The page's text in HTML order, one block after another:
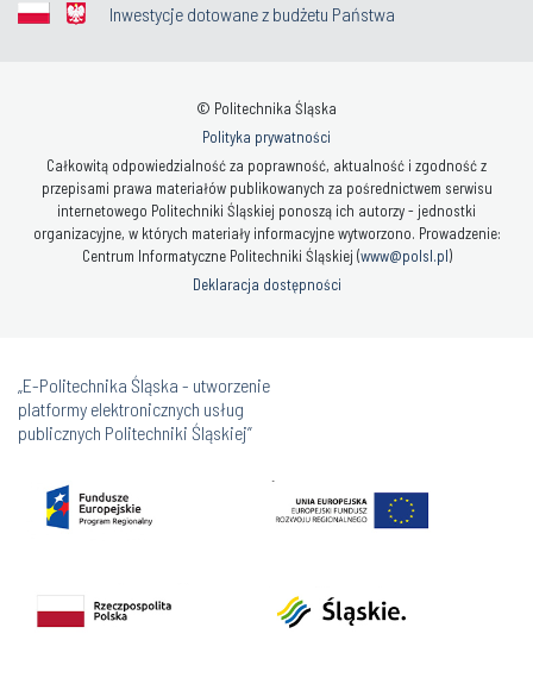
Inwestycje dotowane z budżetu Państwa
© Politechnika Śląska
Polityka prywatności
Całkowitą odpowiedzialność za poprawność, aktualność i zgodność z
przepisami prawa materiałów publikowanych za pośrednictwem serwisu
internetowego Politechniki Śląskiej ponoszą ich autorzy - jednostki
organizacyjne, w których materiały informacyjne wytworzono. Prowadzenie:
Centrum Informatyczne Politechniki Śląskiej (www@polsl.pl)
Deklaracja dostępności
„E-Politechnika Śląska - utworzenie
platformy elektronicznych usług
publicznych Politechniki Śląskiej”